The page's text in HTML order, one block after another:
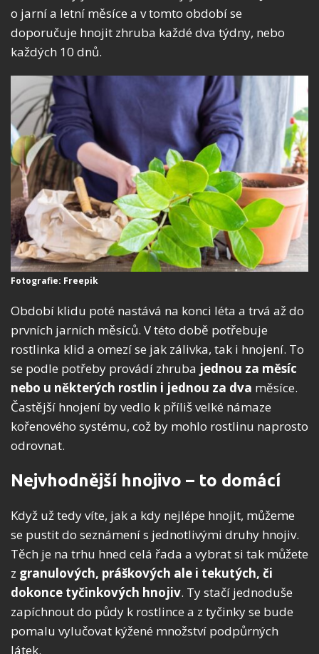
o jarní a letní měsíce a v tomto období se
doporučuje hnojit zhruba každé dva týdny, nebo
každých 10 dnů.
Fotografie: Freepik
Období klidu poté nastává na konci léta a trvá až do
prvních jarních měsíců. V této době potřebuje
rostlinka klid a omezí se jak zálivka, tak i hnojení. To
se podle potřeby provádí zhruba jednou za měsíc
nebo u některých rostlin i jednou za dva měsíce.
Častější hnojení by vedlo k příliš velké námaze
kořenového systému, což by mohlo rostlinu naprosto
odrovnat.
Nejvhodnější hnojivo – to domácí
Když už tedy víte, jak a kdy nejlépe hnojit, můžeme
se pustit do seznámení s jednotlivými druhy hnojiv.
Těch je na trhu hned celá řada a vybrat si tak můžete
z granulových, práškových ale i tekutých, či
dokonce tyčinkových hnojiv. Ty stačí jednoduše
zapíchnout do půdy k rostlince a z tyčinky se bude
pomalu vylučovat kýžené množství podpůrných
látek.